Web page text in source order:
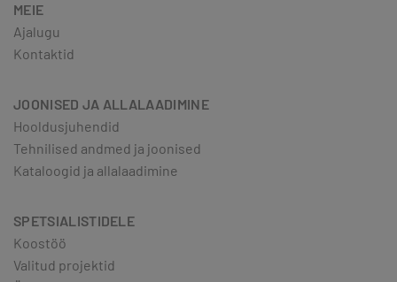
MEIE
Ajalugu
Kontaktid
JOONISED JA ALLALAADIMINE
Hooldusjuhendid
Tehnilised andmed ja joonised
Kataloogid ja allalaadimine
SPETSIALISTIDELE
Koostöö
Valitud projektid